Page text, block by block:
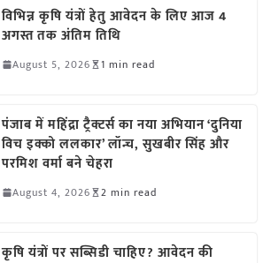
विभिन्न कृषि यंत्रों हेतु आवेदन के लिए आज 4
अगस्त तक अंतिम तिथि
August 5, 2026 1 min read
पंजाब में महिंद्रा ट्रैक्टर्स का नया अभियान ‘दुनिया
विच इक्को ललकार’ लॉन्च, सुखबीर सिंह और
परमिश वर्मा बने चेहरा
August 4, 2026 2 min read
कृषि यंत्रों पर सब्सिडी चाहिए? आवेदन की